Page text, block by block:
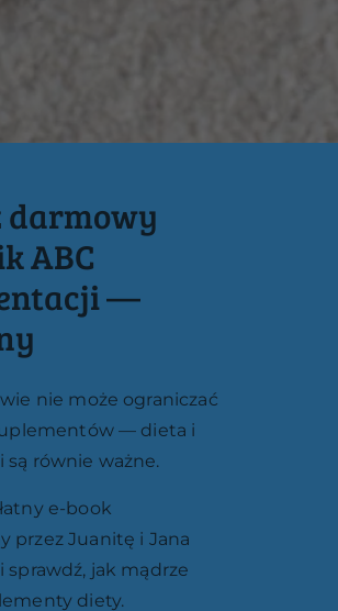
darmowy
ABC
—
nie może ograniczać
— dieta i
równie ważne.
e-book
przez Juanitę i Jana
sprawdź, jak mądrze
diety.